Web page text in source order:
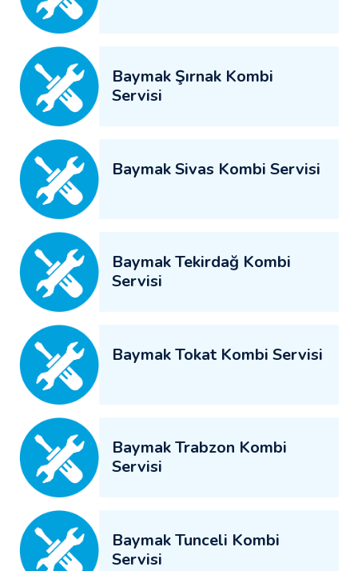
Baymak Şırnak Kombi
Servisi
Baymak Sivas Kombi Servisi
Baymak Tekirdağ Kombi
Servisi
Baymak Tokat Kombi Servisi
Baymak Trabzon Kombi
Servisi
Baymak Tunceli Kombi
Servisi